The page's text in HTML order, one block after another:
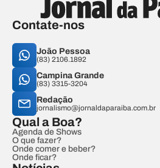
Contate-nos
João Pessoa
(83) 2106.1892
Campina Grande
(83) 3315-3204
Redação
jornalismo@jornaldaparaiba.com.br
Qual a Boa?
Agenda de Shows
O que fazer?
Onde comer e beber?
Onde ficar?